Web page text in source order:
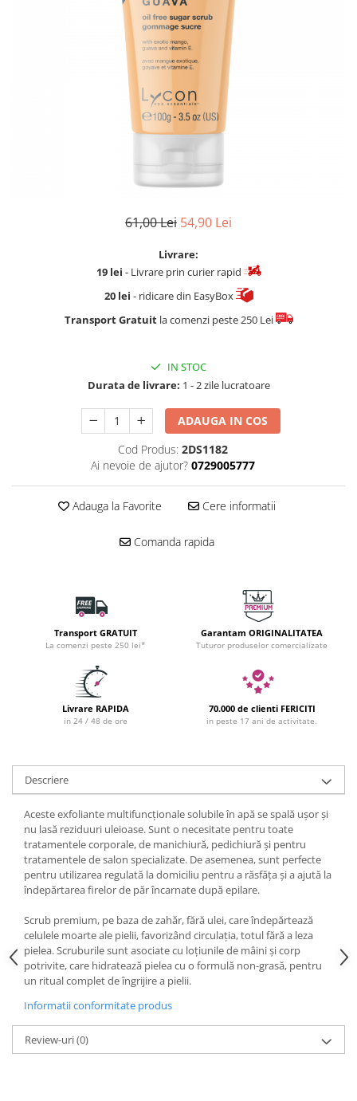
Pensule Profesionale
61,00 Lei 54,90 Lei
Livrare:
19 lei - Livrare prin curier rapid
20 lei - ridicare din EasyBox
Transport Gratuitla comenzi peste 250 Lei
IN STOC
Durata de livrare: 1 - 2 zile lucratoare
ADAUGA IN COS
Cod Produs: 2DS1182
Ai nevoie de ajutor? 0729005777
Adauga la Favorite Cere informatii
Comanda rapida
Transport GRATUIT
La comenzi peste 250 lei*
Garantam ORIGINALITATEA
Tuturor produselor comercializate
Livrare RAPIDA
in 24 / 48 de ore
70.000 de clienti FERICITI
in peste 17 ani de activitate.
Descriere
Aceste exfoliante multifuncționale solubile în apă se spală ușor și
nu lasă reziduuri uleioase. Sunt o necesitate pentru toate
tratamentele corporale, de manichiură, pedichiură și pentru
tratamentele de salon specializate. De asemenea, sunt perfecte
pentru utilizarea regulată la domiciliu pentru a răsfăța și a ajută la
îndepărtarea firelor de păr încarnate după epilare.
Scrub premium, pe baza de zahăr, fără ulei, care îndepărtează
celulele moarte ale pielii, favorizând circulația, totul fără a leza
pielea. Scruburile sunt asociate cu loțiunile de mâini și corp
potrivite, care hidratează pielea cu o formulă non-grasă, pentru
un ritual complet de îngrijire a pielii.
Informatii conformitate produs
Review-uri(0)